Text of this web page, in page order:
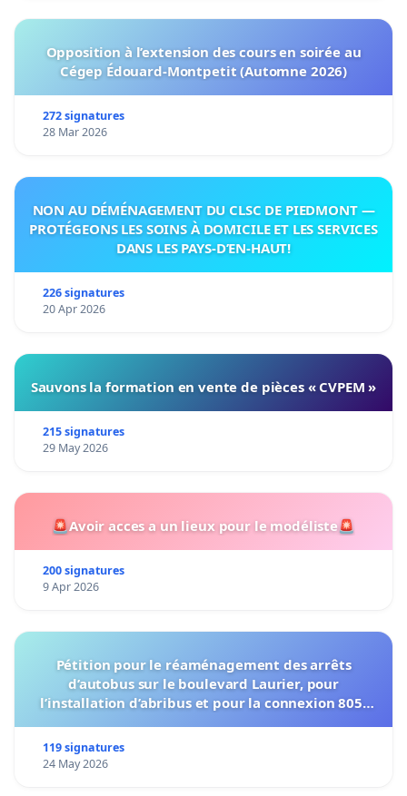
Opposition à l’extension des cours en soirée au
Cégep Édouard-Montpetit (Automne 2026)
272 signatures
28 Mar 2026
NON AU DÉMÉNAGEMENT DU CLSC DE PIEDMONT —
PROTÉGEONS LES SOINS À DOMICILE ET LES SERVICES
DANS LES PAYS-D’EN-HAUT!
226 signatures
20 Apr 2026
Sauvons la formation en vente de pièces « CVPEM »
215 signatures
29 May 2026
🚨Avoir acces a un lieux pour le modéliste🚨
200 signatures
9 Apr 2026
Pétition pour le réaménagement des arrêts
d’autobus sur le boulevard Laurier, pour
l’installation d’abribus et pour la connexion 805-
119 signatures
24 May 2026